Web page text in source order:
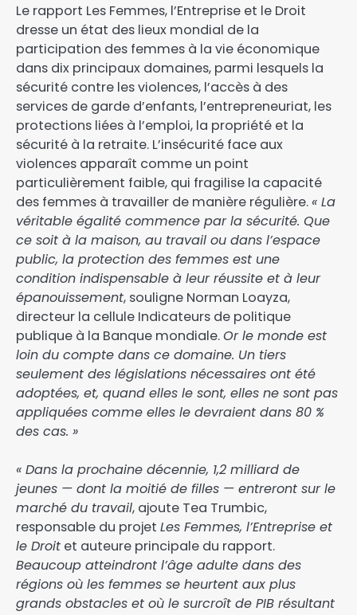
Le rapport Les Femmes, l’Entreprise et le Droit
dresse un état des lieux mondial de la
participation des femmes à la vie économique
dans dix principaux domaines, parmi lesquels la
sécurité contre les violences, l’accès à des
services de garde d’enfants, l’entrepreneuriat, les
protections liées à l’emploi, la propriété et la
sécurité à la retraite. L’insécurité face aux
violences apparaît comme un point
particulièrement faible, qui fragilise la capacité
des femmes à travailler de manière régulière. « La
véritable égalité commence par la sécurité. Que
ce soit à la maison, au travail ou dans l’espace
public, la protection des femmes est une
condition indispensable à leur réussite et à leur
épanouissement, souligne Norman Loayza,
directeur la cellule Indicateurs de politique
publique à la Banque mondiale.Or le monde est
loin du compte dans ce domaine. Un tiers
seulement des législations nécessaires ont été
adoptées, et, quand elles le sont, elles ne sont pas
appliquées comme elles le devraient dans 80 %
des cas. »
« Dans la prochaine décennie, 1,2 milliard de
jeunes — dont la moitié de filles — entreront sur le
marché du travail, ajoute Tea Trumbic,
responsable du projet Les Femmes, l’Entreprise et
le Droit et auteure principale du rapport.
Beaucoup atteindront l’âge adulte dans des
régions où les femmes se heurtent aux plus
grands obstacles et où le surcroît de PIB résultant